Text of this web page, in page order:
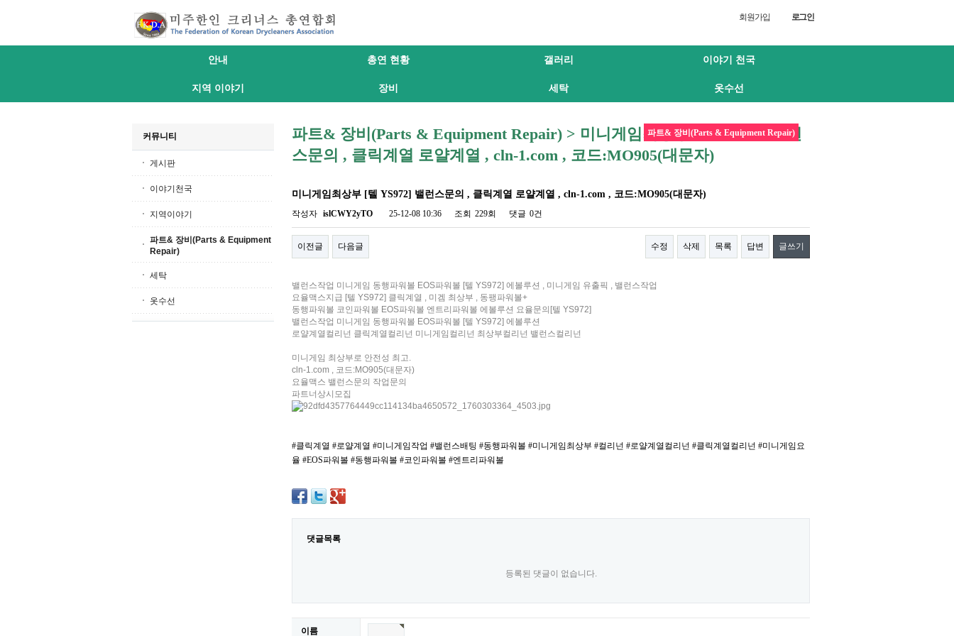
회원가입 로그인
안내 총연 현황 갤러리 이야기 천국
지역 이야기 장비 세탁 옷수선
커뮤니티
게시판
이야기천국
지역이야기
파트& 장비(Parts & Equipment
Repair)
세탁
옷수선
파트& 장비(Parts & Equipment Repair) > 미니게임최상부 [ 텔 YS972] 밸런
스문의 , 클릭계열 로얄계열 , cln-1.com , 코드:MO905(대문자)
파트& 장비(Parts & Equipment Repair)
미니게임최상부 [ 텔 YS972] 밸런스문의 , 클릭계열 로얄계열 , cln-1.com , 코드:MO905(대문자)
작성자 islCWY2yTO 25-12-08 10:36 조회 229회 댓글 0건
이전글 다음글 수정 삭제 목록 답변 글쓰기
밸런스작업 미니게임 동행파워볼 EOS파워볼 [텔 YS972] 에볼루션 , 미니게임 유출픽 , 밸런스작업
요율맥스지급 [ 텔 YS972] 클릭계열 , 미겜 최상부 , 동팽파워볼+
동행파워볼 코인파워볼 EOS파워볼 엔트리파워볼 에볼루션 요율문의[텔 YS972]
밸런스작업 미니게임 동행파워볼 EOS파워볼 [텔 YS972] 에볼루션
로얄계열컬리넌 클릭계열컬리넌 미니게임컬리넌 최상부컬리넌 밸런스컬리넌
미니게임 최상부로 안전성 최고.
cln-1.com , 코드:MO905(대문자)
요율맥스 밸런스문의 작업문의
파트너상시모집
#클릭계열 #로얄계열 #미니게임작업 #밸런스배팅 #동행파워볼 #미니게임최상부 #컬리넌 #로얄계열컬리넌 #클릭계열컬리넌 #미니게임요
율 #EOS파워볼 #동행파워볼 #코인파워볼 #엔트리파워볼
댓글목록
등록된 댓글이 없습니다.
이름